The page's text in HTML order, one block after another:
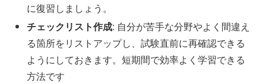
に復習しましょう。
チェックリスト作成: 自分が苦手な分野やよく間違え
る箇所をリストアップし、試験直前に再確認できる
ようにしておきます。短期間で効率よく学習できる
方法です